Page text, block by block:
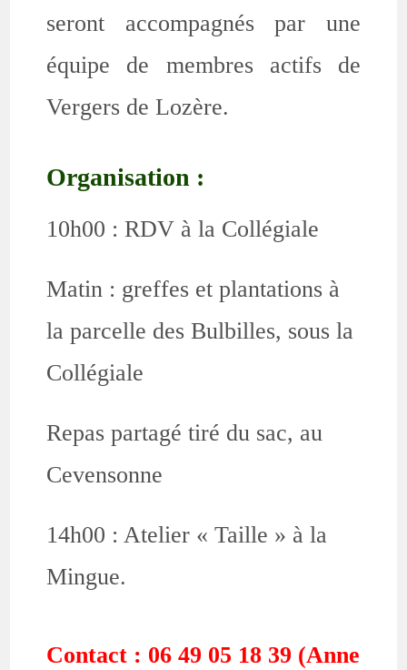
seront accompagnés par une
équipe de membres actifs de
Vergers de Lozère.
Organisation :
10h00 : RDV à la Collégiale
Matin : greffes et plantations à
la parcelle des Bulbilles, sous la
Collégiale
Repas partagé tiré du sac, au
Cevensonne
14h00 : Atelier « Taille » à la
Mingue.
Contact : 06 49 05 18 39 (Anne